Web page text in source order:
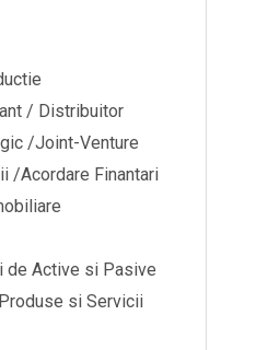
/ Distribuitor
/Joint-Venture
/Acordare Finantari
de Active si Pasive
si Servicii